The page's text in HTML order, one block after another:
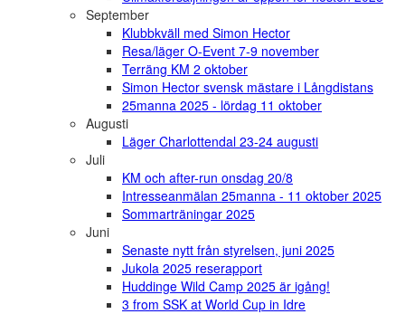
September
Klubbkväll med Simon Hector
Resa/läger O-Event 7-9 november
Terräng KM 2 oktober
Simon Hector svensk mästare i Långdistans
25manna 2025 - lördag 11 oktober
Augusti
Läger Charlottendal 23-24 augusti
Juli
KM och after-run onsdag 20/8
Intresseanmälan 25manna - 11 oktober 2025
Sommarträningar 2025
Juni
Senaste nytt från styrelsen, juni 2025
Jukola 2025 reserapport
Huddinge Wild Camp 2025 är igång!
3 from SSK at World Cup in Idre